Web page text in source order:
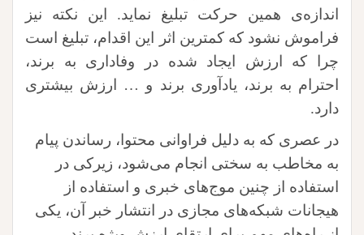
اندازه‌ی همین حرکت تبلیغ نماید. این نکته نیز
فراموش نشود که کمترین اثر این اقدام، تبلیغ است
چرا که ارزش ایجاد شده در وفاداری به برند،
احترام به برند، یادآوری برند و … ارزش بیشتری
دارد.
در عصری که به دلیل فراوانی محتوا، رساندن پیام
به مخاطب به سختی انجام می‌شود، زیرکی در
استفاده از چنین موج‌های خبری و استفاده از
هیجانات شبکه‌های مجازی در انتشار خبر آن، یکی